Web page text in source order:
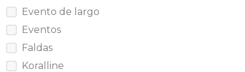
Evento de largo
Eventos
Faldas
Koralline